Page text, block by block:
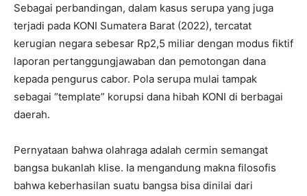
Sebagai perbandingan, dalam kasus serupa yang juga
terjadi pada KONI Sumatera Barat (2022), tercatat
kerugian negara sebesar Rp2,5 miliar dengan modus fiktif
laporan pertanggungjawaban dan pemotongan dana
kepada pengurus cabor. Pola serupa mulai tampak
sebagai “template” korupsi dana hibah KONI di berbagai
daerah.
Pernyataan bahwa olahraga adalah cermin semangat
bangsa bukanlah klise. Ia mengandung makna filosofis
bahwa keberhasilan suatu bangsa bisa dinilai dari